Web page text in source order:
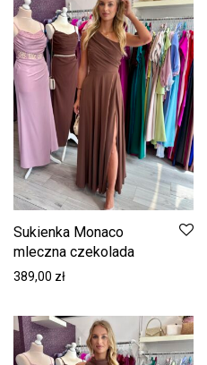
Sukienka Monaco
mleczna czekolada
389,00 zł